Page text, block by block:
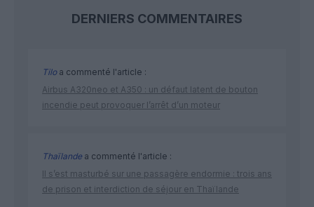
DERNIERS COMMENTAIRES
Tiloa commenté l'article :
Airbus A320neo et A350 : un défaut latent de bouton
incendie peut provoquer l’arrêt d’un moteur
Thaïlandea commenté l'article :
Il s’est masturbé sur une passagère endormie : trois ans
de prison et interdiction de séjour en Thaïlande